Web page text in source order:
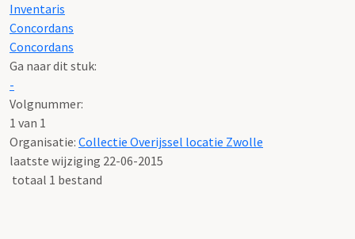
Inventaris
Concordans
Concordans
Ga naar dit stuk:
-
Volgnummer:
1 van 1
Organisatie: Collectie Overijssel locatie Zwolle
laatste wijziging 22-06-2015
totaal 1 bestand